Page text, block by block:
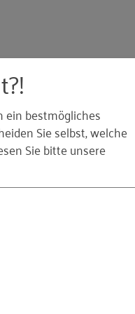
ist, fangen
aufgrund ihrer
an die
KMU, was zu einer
Start-ups, dass
und neuen
etablierte
Produkte oder
al. 2016).
ein bestmögliches
Sie selbst, welche
Sie bitte unsere